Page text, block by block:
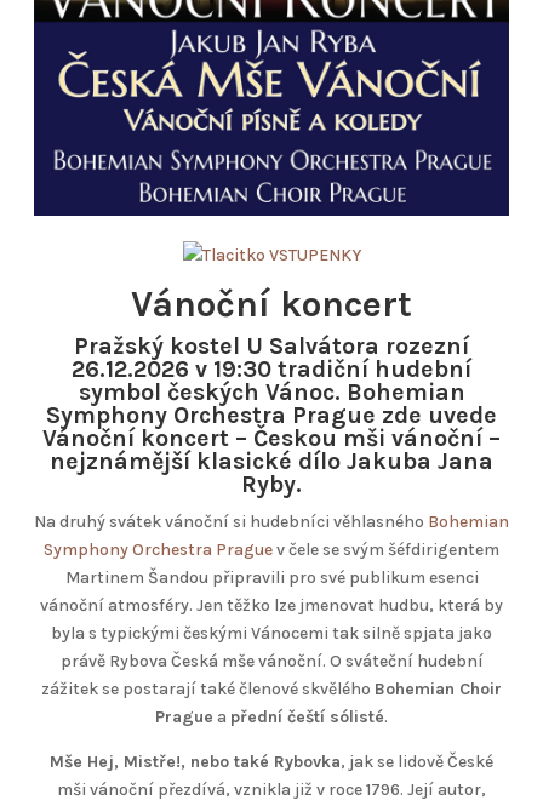
Vánoční koncert
Pražský kostel U Salvátora rozezní
26.12.2026 v 19:30 tradiční hudební
symbol českých Vánoc. Bohemian
Symphony Orchestra Prague zde uvede
Vánoční koncert – Českou mši vánoční –
nejznámější klasické dílo Jakuba Jana
Ryby.
Na druhý svátek vánoční si hudebníci věhlasného Bohemian
Symphony Orchestra Praguev čele se svým šéfdirigentem
Martinem Šandou připravili pro své publikum esenci
vánoční atmosféry. Jen těžko lze jmenovat hudbu, která by
byla s typickými českými Vánocemi tak silně spjata jako
právě Rybova Česká mše vánoční. O sváteční hudební
zážitek se postarají také členové skvělého Bohemian Choir
Prague a přední čeští sólisté.
Mše Hej, Mistře!, nebo také Rybovka, jak se lidově České
mši vánoční přezdívá, vznikla již v roce 1796. Její autor,